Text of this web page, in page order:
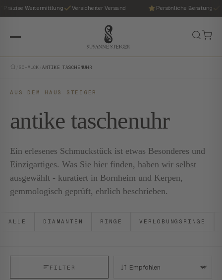
Präzise Wertermittlung Versicherter Versand Persönliche Beratung
SCHMUCK /ANTIKE TASCHENUHR
AUS DEM HAUS STEIGER
antike taschenuhr
Ein erlesenes Schmuckstück ist etwas Besonderes und
Einzigartiges. Was Sie hier finden, haben wir selbst
ausgewählt - kuratiert in Bornheim und Kerpen,
gemmologisch geprüft, ehrlich beschrieben.
ALLE DIAMANTEN RINGE VERLOBUNGSRINGE
FILTER SORTIEREN: